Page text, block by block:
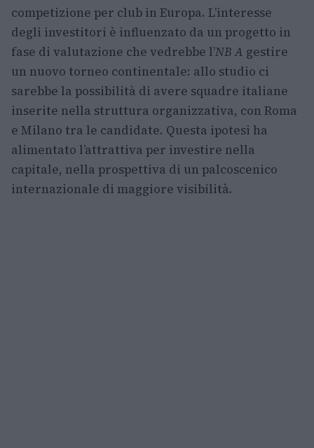
competizione per club in Europa. L’interesse
degli investitori è influenzato da un progetto in
fase di valutazione che vedrebbe l’NB A gestire
un nuovo torneo continentale: allo studio ci
sarebbe la possibilità di avere squadre italiane
inserite nella struttura organizzativa, con Roma
e Milano tra le candidate. Questa ipotesi ha
alimentato l’attrattiva per investire nella
capitale, nella prospettiva di un palcoscenico
internazionale di maggiore visibilità.